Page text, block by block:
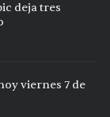
deja tres
viernes 7 de